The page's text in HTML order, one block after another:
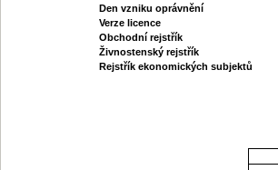
Den vzniku oprávnění
Verze licence
Obchodní rejstřík
Živnostenský rejstřík
Rejstřík ekonomických subjektů